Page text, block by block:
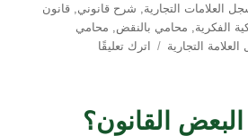
العلامات التجارية شرح قانوني ,قانون
الفكرية محامي بالنقض
محامي
العلامة التجارية اترك تعليقًا
العلامةالقانون؟